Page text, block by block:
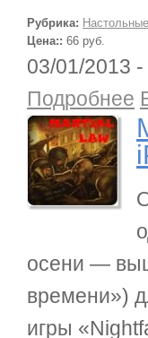
Рубрика:
Цена:: 66 руб.
03/01/2013 -
Подробнее
осени —
времени»)
игры